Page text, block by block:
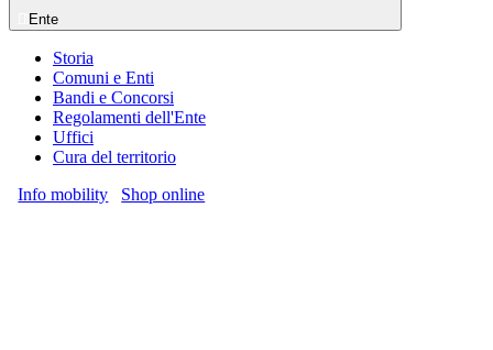
Ente
Storia
Comuni e Enti
Bandi e Concorsi
Regolamenti dell'Ente
Uffici
Cura del territorio
Info mobility
Shop online